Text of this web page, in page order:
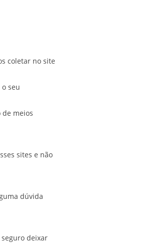
coletar no site
seu
meios
sites e não
dúvida
deixar